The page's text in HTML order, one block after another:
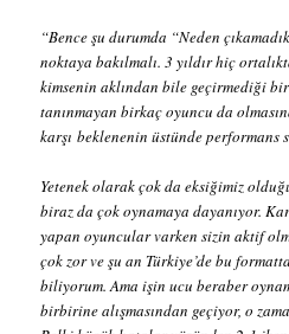
“Bence şu durumda “Neden
noktaya bakılmalı. 3 yıldır hiç
kimsenin aklından bile geçirmediği
tanınmayan birkaç oyuncu da
karşı beklenenin üstünde performans
Yetenek olarak çok da eksiğimiz
biraz da çok oynamaya dayanıyor.
yapan oyuncular varken sizin aktif
çok zor ve şu an Türkiye’de bu
biliyorum. Ama işin ucu beraber
birbirine alışmasından geçiyor, o